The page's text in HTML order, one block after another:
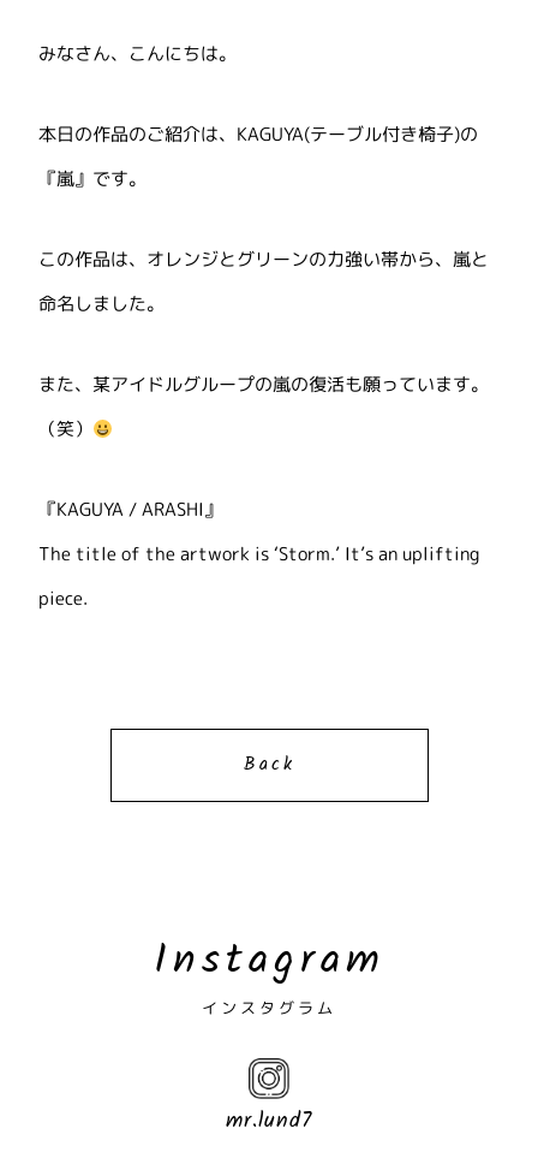
みなさん、こんにちは。
本日の作品のご紹介は、KAGUYA(テーブル付き椅子)の
『嵐』です。
この作品は、オレンジとグリーンの力強い帯から、嵐と
命名しました。
また、某アイドルグループの嵐の復活も願っています。
（笑）
『KAGUYA / ARASHI』
The title of the artwork is ‘Storm.’ It’s an uplifting
piece.
Back
Instagram
インスタグラム
mr.lund7